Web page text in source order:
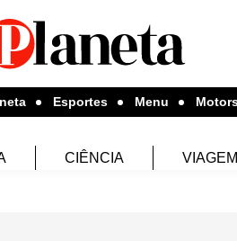
Esportes Menu
CIÊNCIA VIAGEM